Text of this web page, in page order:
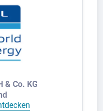
& Co. KG